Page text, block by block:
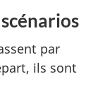
par
ils sont